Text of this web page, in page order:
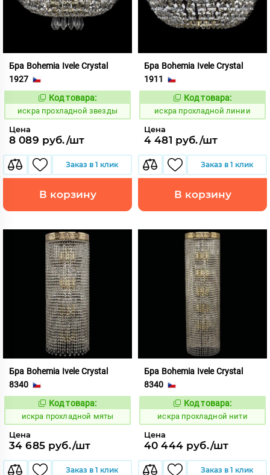
Бра Bohemia Ivele Crystal
1927
Код:
602904
Код товара:
искра прохладной звезды
Цена
8 089 руб./шт
Заказ в 1 клик
В корзину
Бра Bohemia Ivele Crystal
1911
Код:
602919
Код товара:
искра прохладной линии
Цена
4 481 руб./шт
Заказ в 1 клик
В корзину
Бра Bohemia Ivele Crystal
8340
Код:
602931
Код товара:
искра прохладной мяты
Цена
34 685 руб./шт
Заказ в 1 клик
Бра Bohemia Ivele Crystal
8340
Код:
602935
Код товара:
искра прохладной нити
Цена
40 444 руб./шт
Заказ в 1 клик